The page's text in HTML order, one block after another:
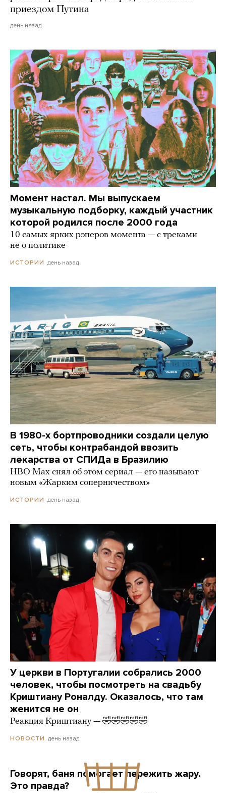
приездом Путина
день назад
Момент настал. Мы выпускаем
музыкальную подборку, каждый участник
которой родился после 2000 года
10 самых ярких рэперов момента — с треками
не о политике
ИСТОРИИ день назад
В 1980-х бортпроводники создали целую
сеть, чтобы контрабандой ввозить
лекарства от СПИДа в Бразилию
HBO Max снял об этом сериал — его называют
новым «Жарким соперничеством»
ИСТОРИИ день назад
У церкви в Португалии собрались 2000
человек, чтобы посмотреть на свадьбу
Криштиану Роналду. Оказалось, что там
женится не он
Реакция Криштиану — 🤣🤣🤣🤣🤣
НОВОСТИ день назад
Говорят, баня помогает пережить жару.
Это правда?